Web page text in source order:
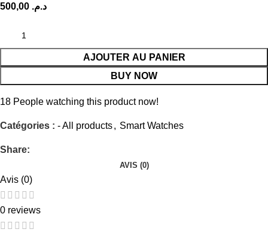
د.م.
AJOUTER AU PANIER
BUY NOW
18 People watching this product now!
Catégories : - All products, Smart Watches
Share:
AVIS (0)
Avis (0)
0 reviews